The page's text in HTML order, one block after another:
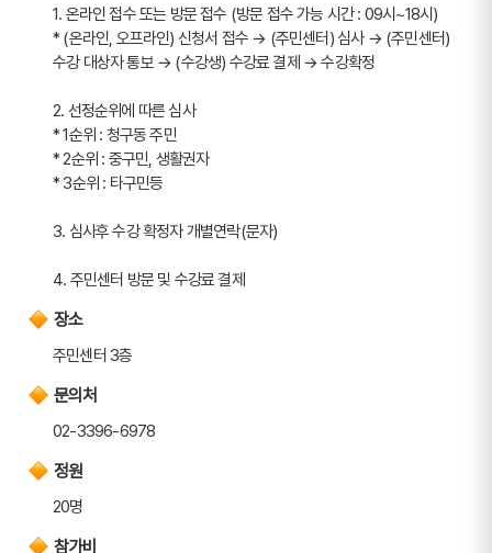
1. 온라인 접수 또는 방문 접수 (방문 접수 가능 시간 : 09시~18시)
* (온라인, 오프라인) 신청서 접수 → (주민센터) 심사 → (주민센터)
수강 대상자 통보 → (수강생) 수강료 결제 → 수강확정
2. 선정순위에 따른 심사
* 1순위 : 청구동 주민
* 2순위 : 중구민, 생활권자
* 3순위 : 타구민등
3. 심사후 수강 확정자 개별연락(문자)
4. 주민센터 방문 및 수강료 결제
장소
주민센터 3층
문의처
02-3396-6978
정원
20명
참가비